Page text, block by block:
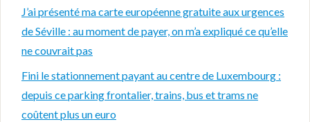
J’ai présenté ma carte européenne gratuite aux urgences
de Séville : au moment de payer, on m’a expliqué ce qu’elle
ne couvrait pas
Fini le stationnement payant au centre de Luxembourg :
depuis ce parking frontalier, trains, bus et trams ne
coûtent plus un euro